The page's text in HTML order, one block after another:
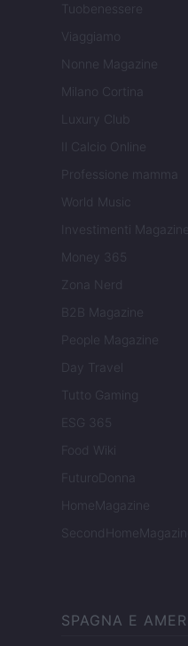
Tuobenessere
Viaggiamo
Nonne Magazine
Milano Cortina
Luxury Club
Il Calcio Online
Professione mamma
World Music
Investimenti Magazine
Money 365
Zona Nerd
B2B Magazine
People Magazine
Day Travel
Tutto Gaming
ESG 365
Food Wiki
FuturoDonna
HomeMagazine
SecondHomeMagazine
SPAGNA E